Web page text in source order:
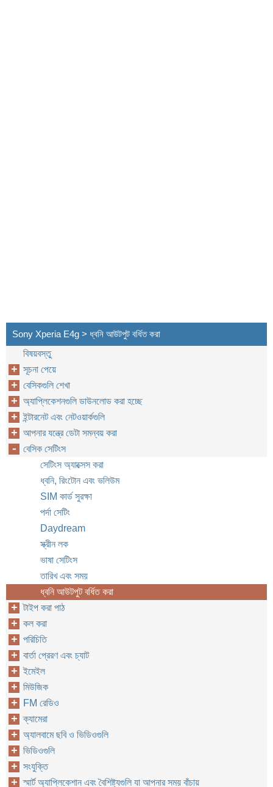
Sony Xperia E4g > ধ্বনি আউটপুট বর্ধিত করা
বিষয়বস্তু
সূচনা পেয়ে
বেসিকগুলি শেখা
অ্যাপ্লিকেশনগুলি ডাউনলোড করা হচ্ছে
ইন্টারনেট এবং নেটওয়ার্কগুলি
আপনার যন্ত্রে ডেটা সমন্বয় করা
বেসিক সেটিংস
সেটিংস অ্যাক্সেস করা
ধ্বনি, রিংটোন এবং ভলিউম
SIM কার্ড সুরক্ষা
পর্দা সেটিং
Daydream
স্ক্রীন লক
ভাষা সেটিংস
তারিখ এবং সময়
ধ্বনি আউটপুট বর্ধিত করা
টাইপ করা পাঠ
কল করা
পরিচিতি
বার্তা প্রেরণ এবং চ্যাট
ইমেইল
মিউজিক
FM রেডিও
ক্যামেরা
অ্যালবামে ছবি ও ভিডিওগুলি
ভিডিওগুলি
সংযুক্তি
স্মার্ট অ্যাপ্লিকেশান এবং বৈশিষ্ট্যগুলি যা আপনার সময় বাঁচায়